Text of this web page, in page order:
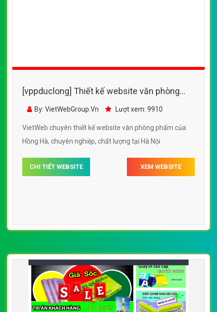
[vppduclong] Thiết kế website văn phòng
phẩm của Hồng Hà đẹp SEO tốt
By: VietWebGroup.Vn Lượt xem: 9910
VietWeb chuyên thiết kế website văn phòng phẩm của
Hồng Hà, chuyên nghiệp, chất lượng tại Hà Nội
CHI TIẾT WEBSITE XEM WEBSITE